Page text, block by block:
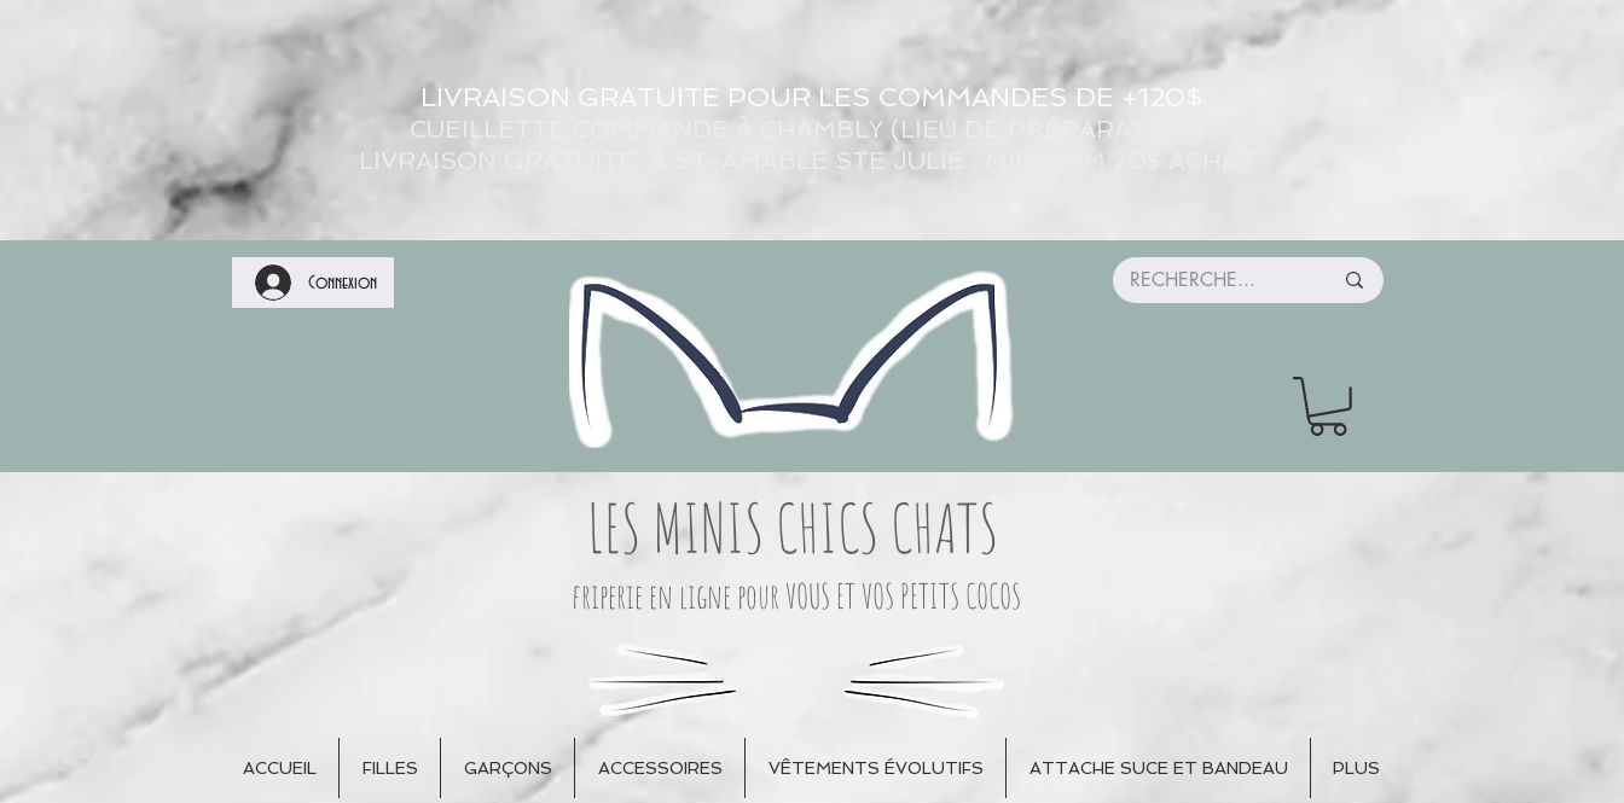
LIVRAISON GRATUITE POUR LES COMMANDES DE +120$
CUEILLETTE COMMANDE À CHAMBLY (LIEU DE PRÉPARATION)
LIVRAISON GRATUITE À ST-AMABLE STE JULIE : MINIMUM 20$ ACHAT
Connexion
LES MINIS CHICS CHATS
friperie en ligne pour VOUS ET VOS PETITS COCOS
ACCUEIL FILLES GARÇONS ACCESSOIRES VÊTEMENTS ÉVOLUTIFS ATTACHE SUCE ET BANDEAU PLUS